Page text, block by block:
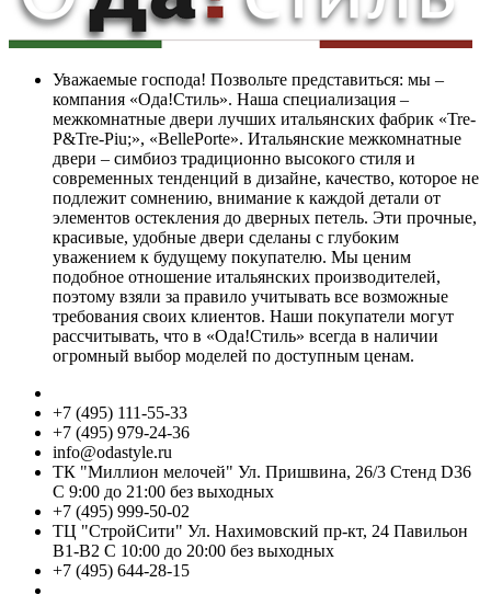
Уважаемые господа! Позвольте представиться: мы –
компания «Ода!Стиль». Наша специализация –
межкомнатные двери лучших итальянских фабрик «Tre-
P&Tre-Piu;», «BellePorte». Итальянские межкомнатные
двери – симбиоз традиционно высокого стиля и
современных тенденций в дизайне, качество, которое не
подлежит сомнению, внимание к каждой детали от
элементов остекления до дверных петель. Эти прочные,
красивые, удобные двери сделаны с глубоким
уважением к будущему покупателю. Мы ценим
подобное отношение итальянских производителей,
поэтому взяли за правило учитывать все возможные
требования своих клиентов. Наши покупатели могут
рассчитывать, что в «Ода!Стиль» всегда в наличии
огромный выбор моделей по доступным ценам.
+7 (495) 111-55-33
+7 (495) 979-24-36
info@odastyle.ru
ТК "Миллион мелочей" Ул. Пришвина, 26/3 Стенд D36
С 9:00 до 21:00 без выходных
+7 (495) 999-50-02
ТЦ "СтройСити" Ул. Нахимовский пр-кт, 24 Павильон
В1-В2 С 10:00 до 20:00 без выходных
+7 (495) 644-28-15